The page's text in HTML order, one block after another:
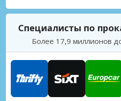
Специалисты по
Более 17,9 миллионов